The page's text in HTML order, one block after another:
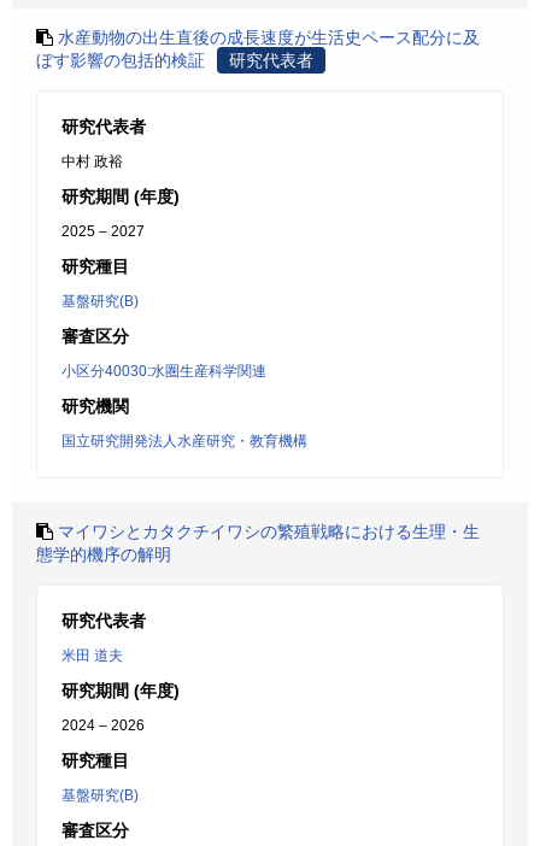
水産動物の出生直後の成長速度が生活史ペース配分に及
ぼす影響の包括的検証
研究代表者
研究代表者
中村 政裕
研究期間 (年度)
2025 – 2027
研究種目
基盤研究(B)
審査区分
小区分40030:水圏生産科学関連
研究機関
国立研究開発法人水産研究・教育機構
マイワシとカタクチイワシの繁殖戦略における生理・生
態学的機序の解明
研究代表者
米田 道夫
研究期間 (年度)
2024 – 2026
研究種目
基盤研究(B)
審査区分